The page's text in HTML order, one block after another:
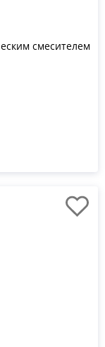
смесителем